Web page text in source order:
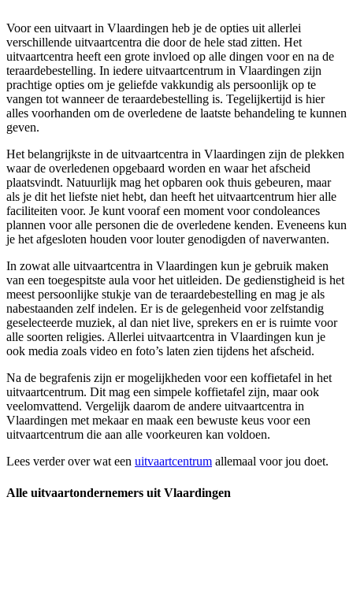
Voor een uitvaart in Vlaardingen heb je de opties uit allerlei
verschillende uitvaartcentra die door de hele stad zitten. Het
uitvaartcentra heeft een grote invloed op alle dingen voor en na de
teraardebestelling. In iedere uitvaartcentrum in Vlaardingen zijn
prachtige opties om je geliefde vakkundig als persoonlijk op te
vangen tot wanneer de teraardebestelling is. Tegelijkertijd is hier
alles voorhanden om de overledene de laatste behandeling te kunnen
geven.
Het belangrijkste in de uitvaartcentra in Vlaardingen zijn de plekken
waar de overledenen opgebaard worden en waar het afscheid
plaatsvindt. Natuurlijk mag het opbaren ook thuis gebeuren, maar
als je dit het liefste niet hebt, dan heeft het uitvaartcentrum hier alle
faciliteiten voor. Je kunt vooraf een moment voor condoleances
plannen voor alle personen die de overledene kenden. Eveneens kun
je het afgesloten houden voor louter genodigden of naverwanten.
In zowat alle uitvaartcentra in Vlaardingen kun je gebruik maken
van een toegespitste aula voor het uitleiden. De gedienstigheid is het
meest persoonlijke stukje van de teraardebestelling en mag je als
nabestaanden zelf indelen. Er is de gelegenheid voor zelfstandig
geselecteerde muziek, al dan niet live, sprekers en er is ruimte voor
alle soorten religies. Allerlei uitvaartcentra in Vlaardingen kun je
ook media zoals video en foto’s laten zien tijdens het afscheid.
Na de begrafenis zijn er mogelijkheden voor een koffietafel in het
uitvaartcentrum. Dit mag een simpele koffietafel zijn, maar ook
veelomvattend. Vergelijk daarom de andere uitvaartcentra in
Vlaardingen met mekaar en maak een bewuste keus voor een
uitvaartcentrum die aan alle voorkeuren kan voldoen.
Lees verder over wat een uitvaartcentrum allemaal voor jou doet.
Alle uitvaartondernemers uit Vlaardingen